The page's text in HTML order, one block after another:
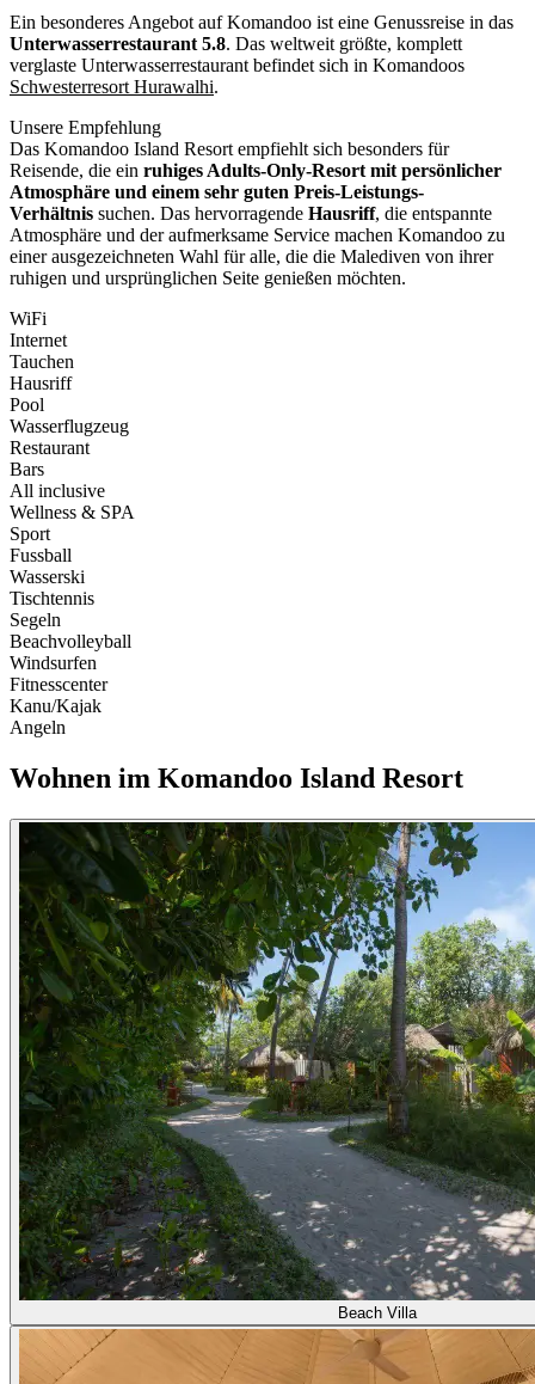
Ein besonderes Angebot auf Komandoo ist eine Genussreise in das
Unterwasserrestaurant 5.8. Das weltweit größte, komplett
verglaste Unterwasserrestaurant befindet sich in Komandoos
Schwesterresort Hurawalhi.
Unsere Empfehlung
Das Komandoo Island Resort empfiehlt sich besonders für
Reisende, die ein ruhiges Adults-Only-Resort mit persönlicher
Atmosphäre und einem sehr guten Preis-Leistungs-
Verhältnis suchen. Das hervorragende Hausriff, die entspannte
Atmosphäre und der aufmerksame Service machen Komandoo zu
einer ausgezeichneten Wahl für alle, die die Malediven von ihrer
ruhigen und ursprünglichen Seite genießen möchten.
WiFi
Internet
Tauchen
Hausriff
Pool
Wasserflugzeug
Restaurant
Bars
All inclusive
Wellness & SPA
Sport
Fussball
Wasserski
Tischtennis
Segeln
Beachvolleyball
Windsurfen
Fitnesscenter
Kanu/Kajak
Angeln
Wohnen im Komandoo Island Resort
Beach Villa